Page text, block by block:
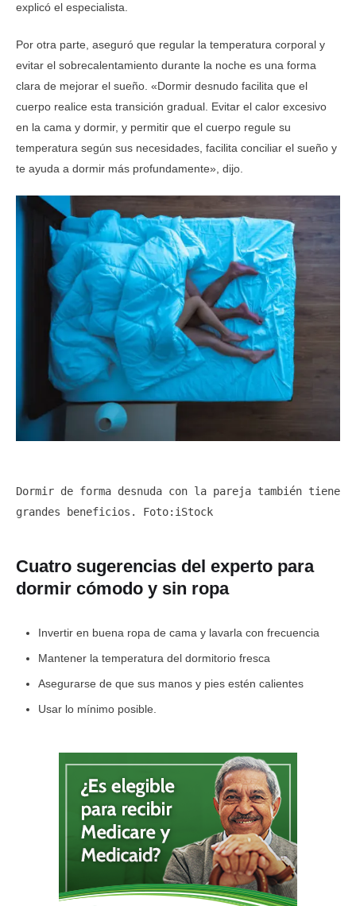
explicó el especialista.
Por otra parte, aseguró que regular la temperatura corporal y
evitar el sobrecalentamiento durante la noche es una forma
clara de mejorar el sueño. «Dormir desnudo facilita que el
cuerpo realice esta transición gradual. Evitar el calor excesivo
en la cama y dormir, y permitir que el cuerpo regule su
temperatura según sus necesidades, facilita conciliar el sueño y
te ayuda a dormir más profundamente», dijo.
Dormir de forma desnuda con la pareja también tiene
grandes beneficios.
Foto: iStock
Cuatro sugerencias del experto para
dormir cómodo y sin ropa
Invertir en buena ropa de cama y lavarla con frecuencia
Mantener la temperatura del dormitorio fresca
Asegurarse de que sus manos y pies estén calientes
Usar lo mínimo posible.